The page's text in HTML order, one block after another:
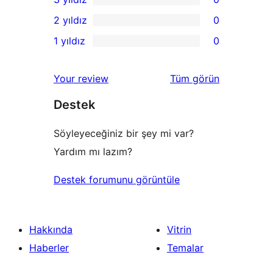
yıldızlı
inceleme
4
yıldızlı
inceleme
0
3
yıldızlı
2
inceleme
2 yıldız 0
yıldızlı
inceleme
1 yıldız 0
Your review Tüm değerlendirmeleri
görün
Destek
Söyleyeceğiniz bir şey mi var?
Yardım mı lazım?
Destek forumunu görüntüle
Hakkında
Haberler
Vitrin
Temalar